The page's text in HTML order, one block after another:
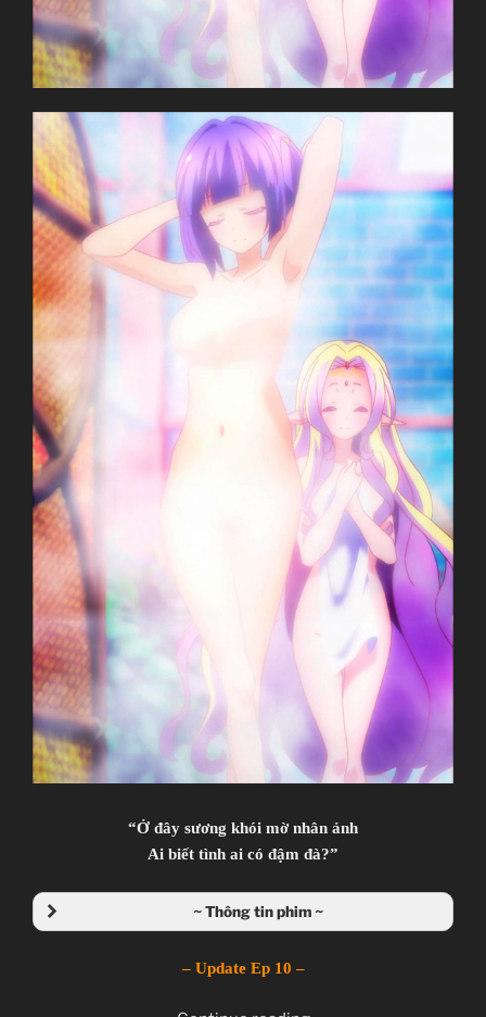
Giới thiệu nội dung:
Anh em nhà Yu-Gi-Oh! lạc vào xứ sở thần tiên.
“Ở đây sương khói mờ nhân ảnh
Ai biết tình ai có đậm đà?”
~ Thông tin phim ~
– Update Ep 10 –